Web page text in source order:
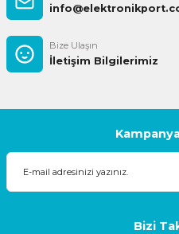
Bize Ulaşın
İletişim Bilgilerimiz
Bizi